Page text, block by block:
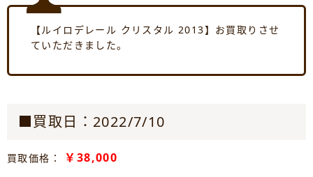
【ルイロデレール クリスタル 2013】お買取りさせ
ていただきました。
■買取日：2022/7/10
買取価格： ￥38,000